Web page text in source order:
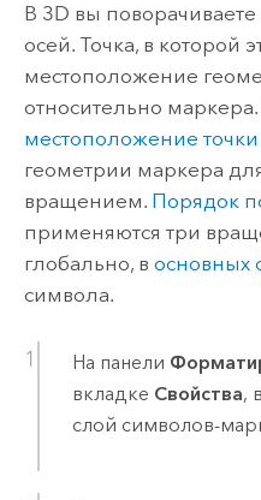
В 3D вы поворачиваете
осей. Точка, в которой
местоположение
относительно
местоположение точки
геометрии маркера
вращением. Порядок
применяются три
глобально, в основных
символа.
На панели
вкладке Свойства,
слой символов-